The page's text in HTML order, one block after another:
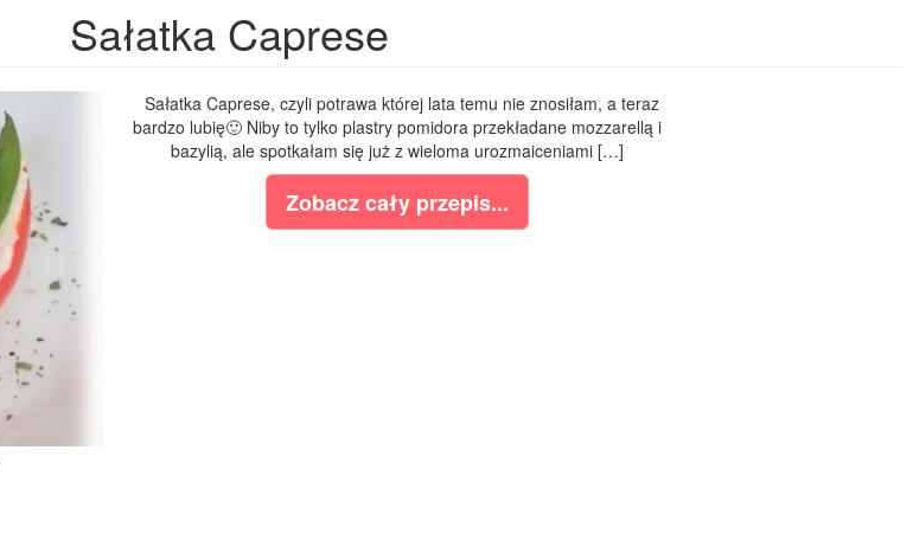
Sałatka Caprese
Sałatka Caprese, czyli potrawa której lata temu nie znosiłam, a teraz
bardzo lubię🙂 Niby to tylko plastry pomidora przekładane mozzarellą i
bazylią, ale spotkałam się już z wieloma urozmaiceniami […]
Zobacz cały przepis...